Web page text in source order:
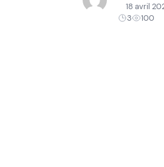
18 avril
3
100